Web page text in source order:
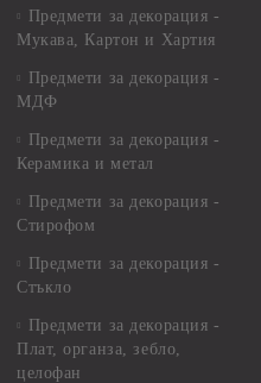
Предмети за декорация -
Мукава, Картон и Хартия
Предмети за декорация -
МДФ
Предмети за декорация -
Керамика и метал
Предмети за декорация -
Стирофом
Предмети за декорация -
Стъкло
Предмети за декорация -
Плат, органза, зебло,
целофан